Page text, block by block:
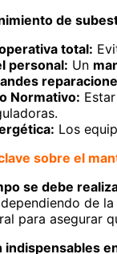
de
total:
personal: Un
Normativo:
Los
sobre el
se debe
de
para asegurar
indispensables